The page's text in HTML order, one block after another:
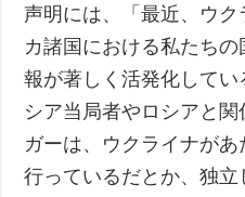
声明には、「最近、ウ
カ諸国における私たち
報が著しく活発化して
シア当局者やロシアと
ガーは、ウクライナが
行っているだとか、独